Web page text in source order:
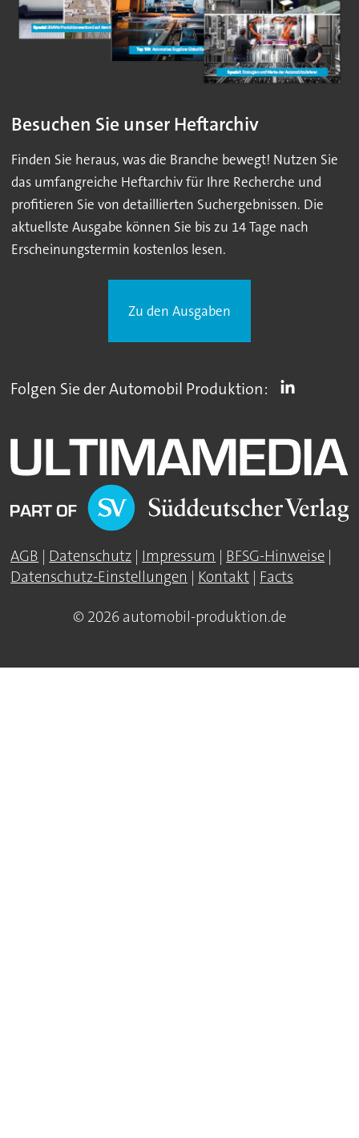
Besuchen Sie unser Heftarchiv
Finden Sie heraus, was die Branche bewegt! Nutzen Sie
das umfangreiche Heftarchiv für Ihre Recherche und
profitieren Sie von detaillierten Suchergebnissen. Die
aktuellste Ausgabe können Sie bis zu 14 Tage nach
Erscheinungstermin kostenlos lesen.
Zu den Ausgaben
Folgen Sie der Automobil Produktion:
AGB | Datenschutz | Impressum | BFSG-Hinweise |
Datenschutz-Einstellungen | Kontakt | Facts
© 2026 automobil-produktion.de